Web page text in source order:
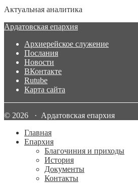
Актуальная аналитика
Ардатовская епархия
Архиерейское служение
Послания
Новости
ВКонтакте
Rutube
Карта сайта
© 2026 · Ардатовская епархия
Главная
Епархия
Благочиния и приходы
История
Документы
Контакты